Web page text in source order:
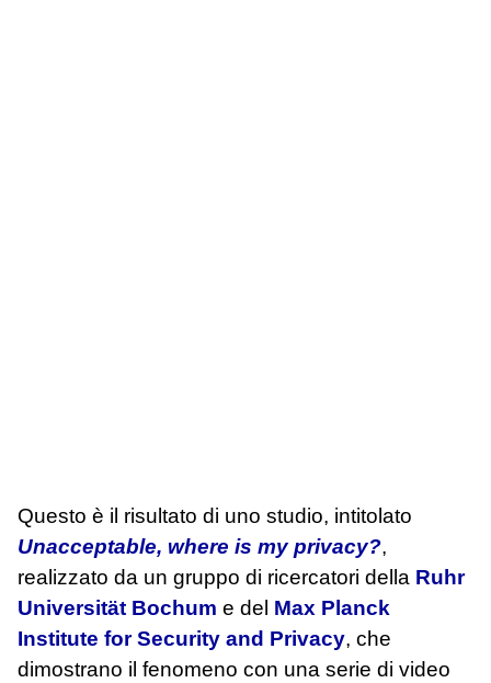
Questo è il risultato di uno studio, intitolato
Unacceptable, where is my privacy?,
realizzato da un gruppo di ricercatori della Ruhr
Universität Bochum e del Max Planck
Institute for Security and Privacy, che
dimostrano il fenomeno con una serie di video